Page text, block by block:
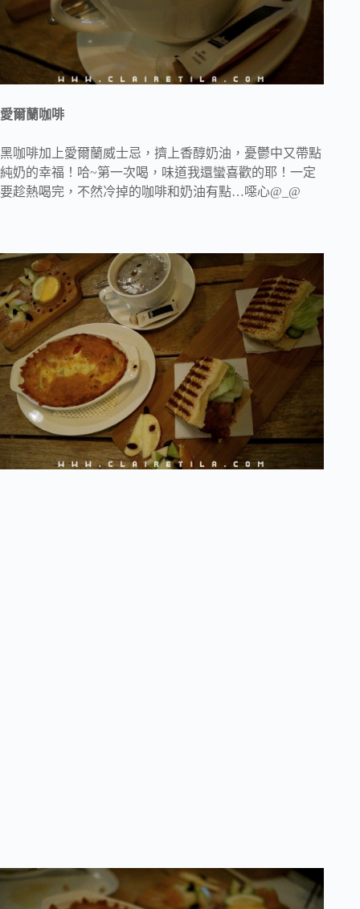
愛爾蘭咖啡
黑咖啡加上愛爾蘭威士忌，擠上香醇奶油，憂鬱中又帶點
純奶的幸福！哈~第一次喝，味道我還蠻喜歡的耶！一定
要趁熱喝完，不然冷掉的咖啡和奶油有點…噁心@_@